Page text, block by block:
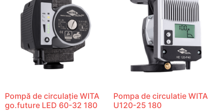
Pompă de circulație WITA
go.future LED 60-32 180
Pompa de circulatie WITA
U120-25 180